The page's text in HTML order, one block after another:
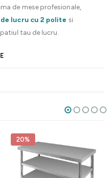
de mese profesionale,
de lucru cu 2 polite si
tau de lucru.
20%